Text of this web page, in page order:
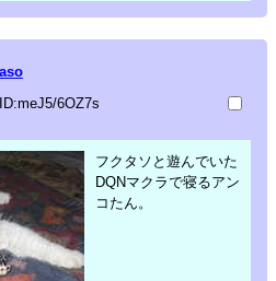
ID:meJ5/6OZ7s
フクタソと遊んでいた
DQNマクラで寝るアン
コたん。